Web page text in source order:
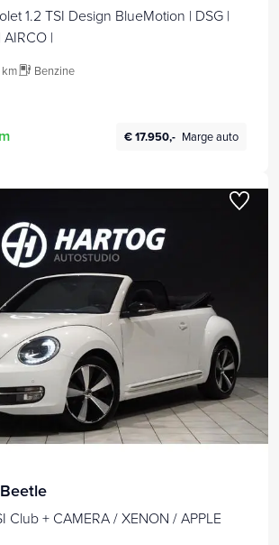
1.2 TSI Design BlueMotion | DSG |
AIRCO |
km Benzine
€ 17.950,- Marge auto
Club + CAMERA / XENON / APPLE